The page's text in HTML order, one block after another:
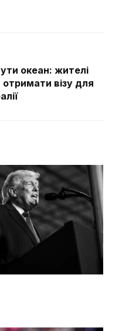
океан: жителі
отримати візу для